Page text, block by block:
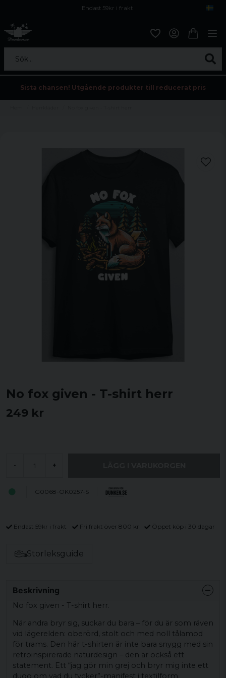
Endast 59kr i frakt
Sök...
Sista chansen! Utgående produkter till reducerat pris
No fox given - T-shirt herr
249 kr
- +
G0068-OK0257-S
Endast 59kr i frakt Fri frakt över 800 kr Öppet köp i 30 dagar
Storleksguide
Beskrivning
No fox given - T-shirt herr.
När andra bryr sig, suckar du bara – för du är som räven
vid lägerelden: oberörd, stolt och med noll tålamod
för trams. Den här t-shirten är inte bara snygg med sin
retroinspirerade naturdesign – den är också ett
statement. Ett “jag gör min grej och bryr mig inte ett
dugg om vad du tycker”-manifest i textilform.